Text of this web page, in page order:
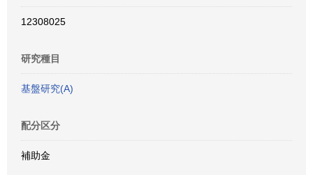
12308025
研究種目
基盤研究(A)
配分区分
補助金